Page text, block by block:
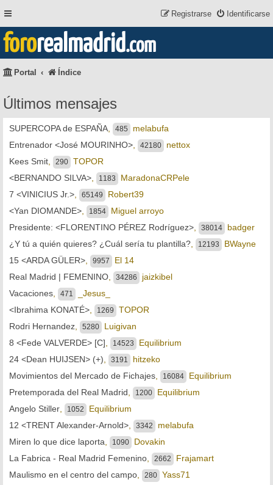
Identificarse
Registrarse
fororealmadrid.com
Portal Índice
Últimos mensajes
SUPERCOPA de ESPAÑA 485
melabufa
Entrenador <José MOURINHO>
42180
nettox
Kees Smit
290
TOPOR
<BERNANDO SILVA>
1183
MaradonaCRPele
7 <VINICIUS Jr.>
65149
Robert39
<Yan DIOMANDE>
1854
Miguel arroyo
Presidente: <FLORENTINO PÉREZ Rodríguez>
38014
badger
¿Y tú a quién quieres? ¿Cuál sería tu plantilla?
12193
BWayne
15 <ARDA GÜLER>
9957
El 14
Real Madrid | FEMENINO
34286
jaizkibel
Vacaciones
471
_Jesus_
<Ibrahima KONATÉ>
1269
TOPOR
Rodri Hernandez
5280
Luigivan
8 <Fede VALVERDE> [C]
14523
Equilibrium
24 <Dean HUIJSEN> (+)
3191
hitzeko
Movimientos del Mercado de Fichajes
16084
Equilibrium
Pretemporada del Real Madrid
1200
Equilibrium
Angelo Stiller
1052
Equilibrium
12 <TRENT Alexander-Arnold>
3342
melabufa
Miren lo que dice laporta
1090
Dovakin
La Fabrica - Real Madrid Femenino
2662
Frajamart
Maulismo en el centro del campo
280
Yass71